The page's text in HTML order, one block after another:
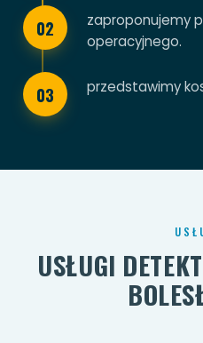
02
zaproponujemy
operacyjnego.
03 przedstawimy
USŁUGI